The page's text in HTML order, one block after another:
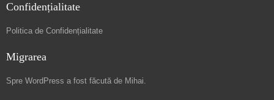
Confidențialitate
Politica de Confidențialitate
Migrarea
Spre WordPress a fost făcută de Mihai.